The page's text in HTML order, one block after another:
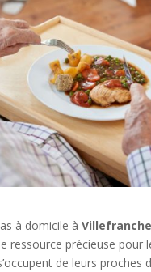
à domicile à
ressource précieuse pour
de leurs proches